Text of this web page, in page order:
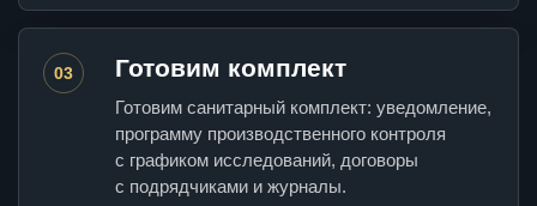
03 Готовим комплект
Готовим санитарный комплект: уведомление,
программу производственного контроля
с графиком исследований, договоры
с подрядчиками и журналы.